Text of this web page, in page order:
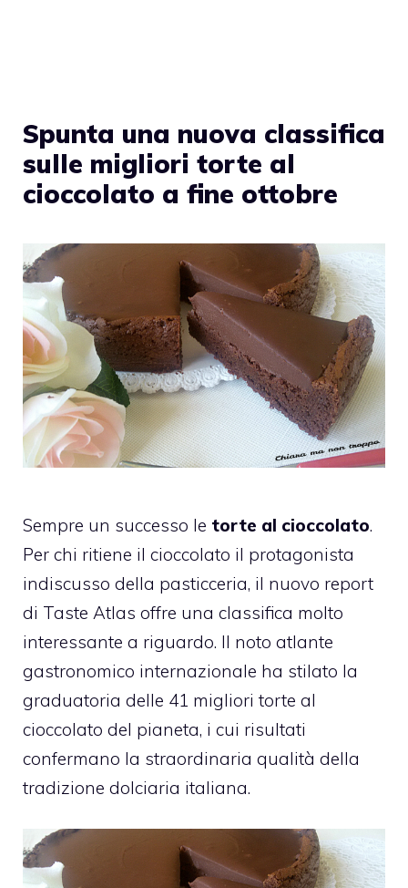
Spunta una nuova classifica
sulle migliori torte al
cioccolato a fine ottobre
Sempre un successo le torte al cioccolato.
Per chi ritiene il cioccolato il protagonista
indiscusso della pasticceria, il nuovo report
di Taste Atlas offre una classifica molto
interessante a riguardo. Il noto atlante
gastronomico internazionale ha stilato la
graduatoria delle 41 migliori torte al
cioccolato del pianeta, i cui risultati
confermano la straordinaria qualità della
tradizione dolciaria italiana.